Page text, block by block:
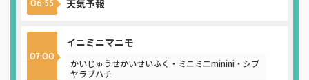
06:55 天気予報
07:00
イニミニマニモ
かいじゅうせかいせいふく・ミニミニminini・シブ
ヤラブハチ